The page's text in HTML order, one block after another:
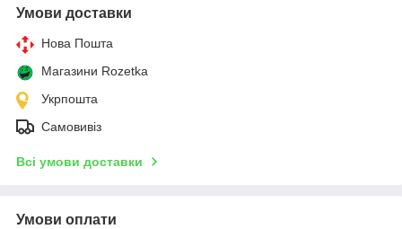
Умови доставки
Нова Пошта
Магазини Rozetka
Укрпошта
Самовивіз
Всі умови доставки
Умови оплати